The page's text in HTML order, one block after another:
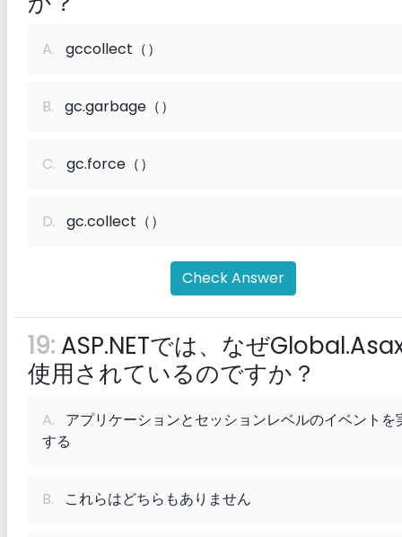
A. gccollect（）
B. gc.garbage（）
C. gc.force（）
D. gc.collect（）
Check Answer
19: ASP.NETでは、なぜ
使用されているのですか？
A. アプリケーションとセッションレベルのイベントを
する
B. これらはどちらもありません